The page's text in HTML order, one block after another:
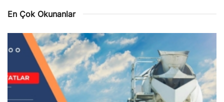
En Çok Okunanlar